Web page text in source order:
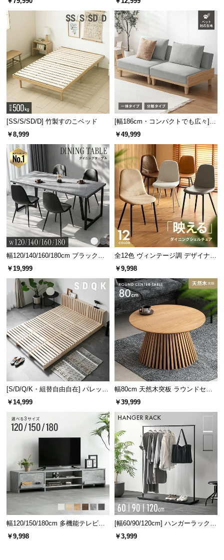
板 美しい格子デザイン
[SS/S/SD/D] 竹製すのこベッド
￥8,999
[幅186cm・コンパクトでも広々] 3
人掛けソファベッド リクライニン
￥49,999
幅120/140/160/180cm ブラックフ
レーム ダイニング 大理石調 4人掛
￥19,999
全12色 ヴィンテージ調 デザイナー
ズシェルチェア
￥9,998
[S/D/Q/K・組替自由自在] パレット
ベッド 8/12/16枚セット
￥14,999
幅80cm 天然木突板 ラウンドセン
ターテーブル 美しい格子デザイン
￥39,999
幅120/150/180cm 多機能テレビボ
ード 木目/石目調 オープン収納・
引き出し収納付き
￥9,998
[幅60/90/120cm] ハンガーラック
スチール 4段階高さ調節 サイドフ
ック オープンラック シンプル
￥3,999